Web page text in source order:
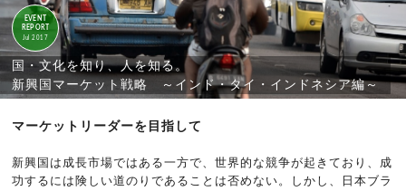
EVENT
REPORT
Jul 2017
国・文化を知り、人を知る。
新興国マーケット戦略 ～インド・タイ・インドネシア編～
マーケットリーダーを目指して
新興国は成長市場ではある一方で、世界的な競争が起きており、成
功するには険しい道のりであることは否めない。しかし、日本ブラ